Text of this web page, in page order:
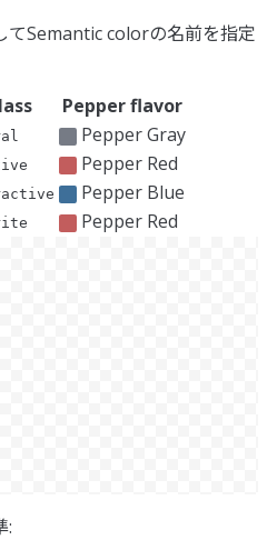
てSemantic colorの名前を指定
Pepper flavor
Pepper Gray
Pepper Red
Pepper Blue
Pepper Red
: